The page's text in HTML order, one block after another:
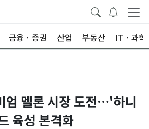
금융ㆍ증권 산업 부동산 ITㆍ과학
엄 멜론 시장 도전…'하니
육성 본격화